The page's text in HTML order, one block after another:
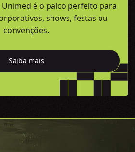
Unimed é o palco perfeito para
shows, festas ou
convenções.
Saiba mais